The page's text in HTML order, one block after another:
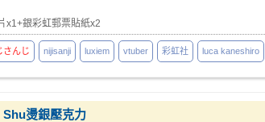
x1+銀彩虹郵票貼紙x2
さんじ nijisanji luxiem vtuber 彩虹社 luca kaneshiro
Shu燙銀壓克力